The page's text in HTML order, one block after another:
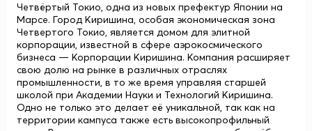
Четвёртый Токио, одна из новых префектур Японии на
Марсе. Город Киришина, особая экономическая зона
Четвертого Токио, является домом для элитной
корпорации, известной в сфере аэрокосмического
бизнеса — Корпорации Киришина. Компания расширяет
свою долю на рынке в различных отраслях
промышленности, в то же время управляя старшей
школой при Академии Науки и Технологий Киришина.
Одно не только это делает её уникальной, так как на
территории кампуса также есть высокопрофильный